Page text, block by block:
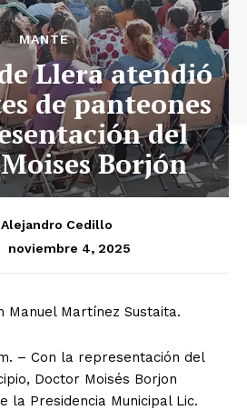
MANTE
Llera atendió
de panteones
del
Borjón
Alejandro Cedillo
noviembre 4, 2025
Manuel Martínez Sustaita.
– Con la representación del
Doctor Moisés Borjon
la Presidencia Municipal Lic.